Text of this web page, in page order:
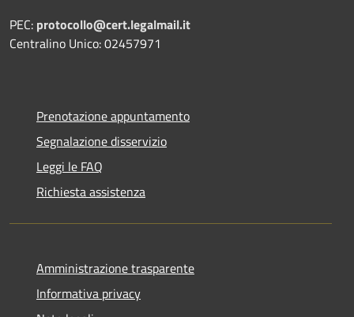
PEC: protocollo@cert.legalmail.it
Centralino Unico: 02457971
Prenotazione appuntamento
Segnalazione disservizio
Leggi le FAQ
Richiesta assistenza
Amministrazione trasparente
Informativa privacy